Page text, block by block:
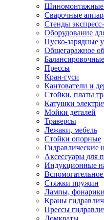
Шиномонтажные
Сварочные
Стенды
Оборудование
Пуско-зарядные
Общегаражное
Прессы
Кран-гуси
Кантователи и
Стойки, платы
Катушки
Мойки деталей
Траверсы
Лежаки, мебель
Стойки опорные
Гидравлические
Аксессуары для
Индукционные
Стяжки пружин
Лампы,
Краны
Прессы
Домкраты